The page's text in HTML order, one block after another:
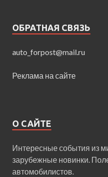
ОБРАТНАЯ СВЯЗЬ
auto_forpost@mail.ru
Реклама на сайте
О САЙТЕ
Интересные события из
зарубежные новинки.
автомобилистов.